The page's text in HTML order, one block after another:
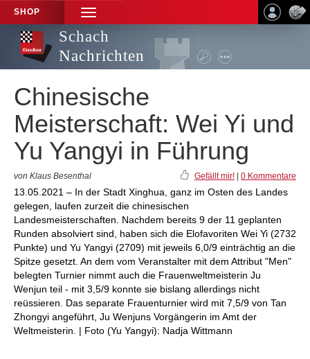
SHOP
TOGGLE
NAVIGATION
Schach
Nachrichten
Chinesische
Meisterschaft: Wei Yi und
Yu Yangyi in Führung
von Klaus Besenthal Gefällt mir! 0 Kommentare
13.05.2021 – In der Stadt Xinghua, ganz im Osten des Landes
gelegen, laufen zurzeit die chinesischen
Landesmeisterschaften. Nachdem bereits 9 der 11 geplanten
Runden absolviert sind, haben sich die Elofavoriten Wei Yi (2732
Punkte) und Yu Yangyi (2709) mit jeweils 6,0/9 einträchtig an die
Spitze gesetzt. An dem vom Veranstalter mit dem Attribut "Men"
belegten Turnier nimmt auch die Frauenweltmeisterin Ju
Wenjun teil - mit 3,5/9 konnte sie bislang allerdings nicht
reüssieren. Das separate Frauenturnier wird mit 7,5/9 von Tan
Zhongyi angeführt, Ju Wenjuns Vorgängerin im Amt der
Weltmeisterin. | Foto (Yu Yangyi): Nadja Wittmann